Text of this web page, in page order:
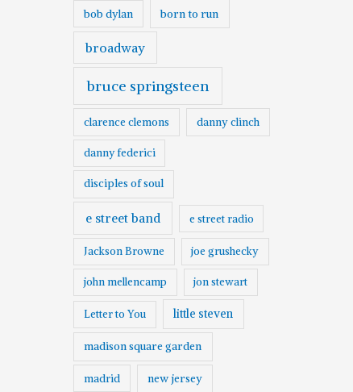
bob dylan born to run
broadway
bruce springsteen
clarence clemons danny clinch
danny federici
disciples of soul
e street band e street radio
Jackson Browne joe grushecky
john mellencamp jon stewart
Letter to You little steven
madison square garden
madrid new jersey